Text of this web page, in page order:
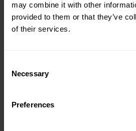
may combine it with other
provided to them or that they’ve
of their services.
Selection
Necessary
Preferences
Leder
+47 21 05 50 00